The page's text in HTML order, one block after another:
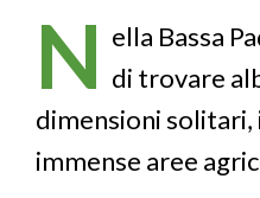
N ella Bassa
di trovare
dimensioni solitari,
immense aree